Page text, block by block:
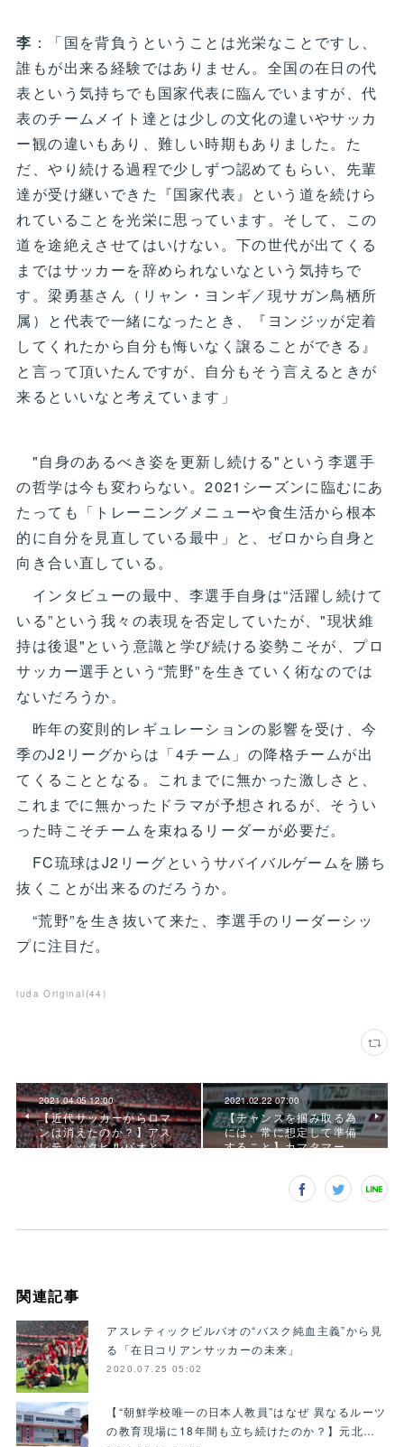
李 ：「国を背負うということは光栄なことですし、
誰もが出来る経験ではありません。全国の在日の代
表という気持ちでも国家代表に臨んでいますが、代
表のチームメイト達とは少しの文化の違いやサッカ
ー観の違いもあり、難しい時期もありました。た
だ、やり続ける過程で少しずつ認めてもらい、先輩
達が受け継いできた『国家代表』という道を続けら
れていることを光栄に思っています。そして、この
道を途絶えさせてはいけない。下の世代が出てくる
まではサッカーを辞められないなという気持ちで
す。梁勇基さん（リャン・ヨンギ／現サガン鳥栖所
属）と代表で一緒になったとき、『ヨンジッが定着
してくれたから自分も悔いなく譲ることができる』
と言って頂いたんですが、自分もそう言えるときが
来るといいなと考えています」
"自身のあるべき姿を更新し続ける"という李選手
の哲学は今も変わらない。2021シーズンに臨むにあ
たっても「トレーニングメニューや食生活から根本
的に自分を見直している最中」と、ゼロから自身と
向き合い直している。
インタビューの最中、李選手自身は“活躍し続けて
いる”という我々の表現を否定していたが、"現状維
持は後退"という意識と学び続ける姿勢こそが、プロ
サッカー選手という“荒野”を生きていく術なのでは
ないだろうか。
昨年の変則的レギュレーションの影響を受け、今
季のJ2リーグからは「4チーム」の降格チームが出
てくることとなる。これまでに無かった激しさと、
これまでに無かったドラマが予想されるが、そうい
った時こそチームを束ねるリーダーが必要だ。
FC琉球はJ2リーグというサバイバルゲームを勝ち
抜くことが出来るのだろうか。
“荒野”を生き抜いて来た、李選手のリーダーシッ
プに注目だ。
iuda Original (44 )
2021.04.05 12:00
【近代サッカーからロマ
ンは消えたのか？】アス
レティックビルバオと…
2021.02.22 07:00
【チャンスを掴み取る為
には、常に想定して準備
すること】カマタマー…
関連記事
アスレティックビルバオの“バスク純血主義”から見
る「在日コリアンサッカーの未来」
2020.07.25 05:02
【“朝鮮学校唯一の日本人教員”はなぜ 異なるルーツ
の教育現場に18年間も立ち続けたのか？】元北…